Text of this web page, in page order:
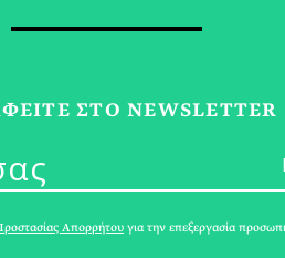
ΑΡΗΣ ΓΑΒΡΙΕΛΑΤΟΣ
ΣΤΟ NEWSLETTER
Απορρήτου για την επεξεργασία